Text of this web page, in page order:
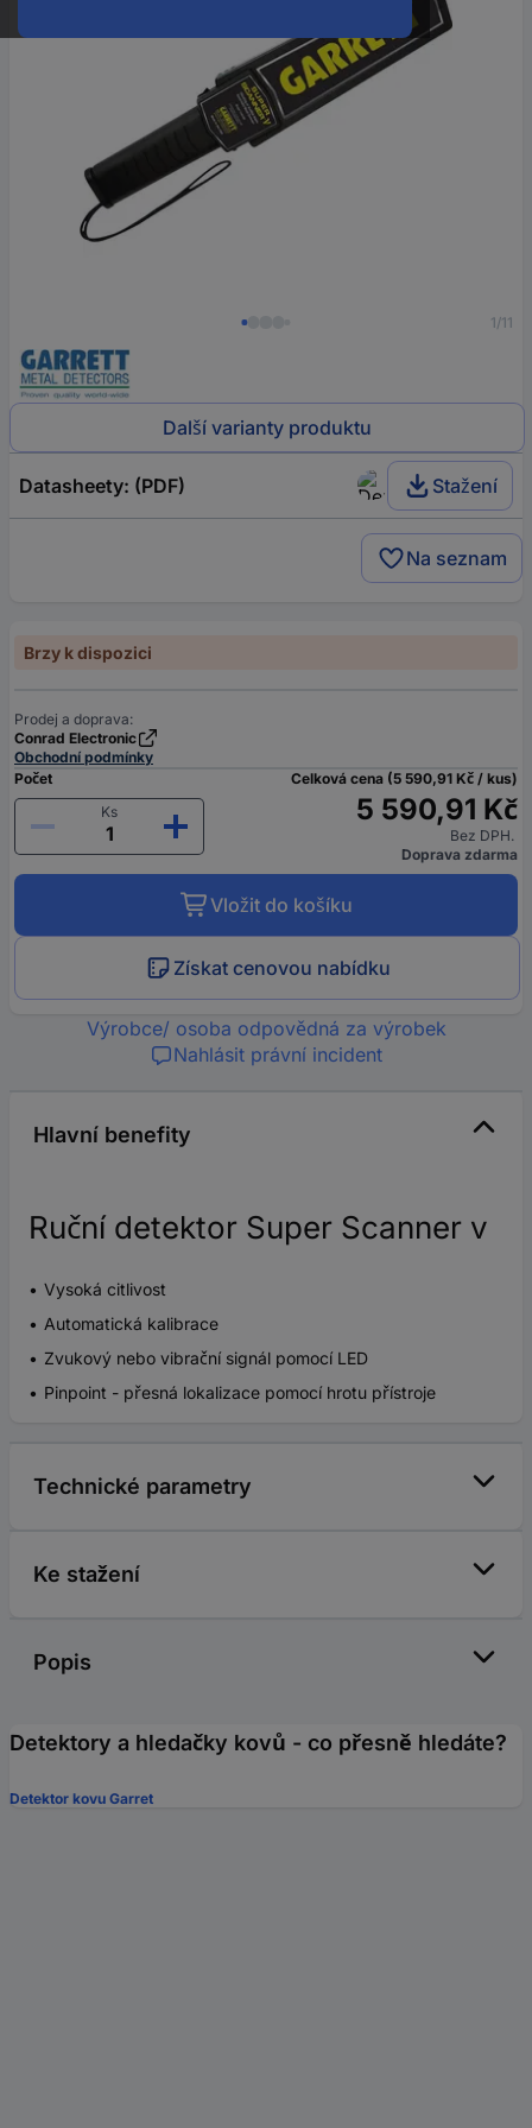
1/11
Další varianty produktu
Datasheety: (PDF) Stažení
Na seznam
Brzy k dispozici
Prodej a doprava:
Conrad Electronic
Obchodní podmínky
Počet
Ks
Celková cena (5 590,91 Kč / kus)
5 590,91 Kč
Bez DPH.
Doprava zdarma
Vložit do košíku
Získat cenovou nabídku
Výrobce/ osoba odpovědná za výrobek
Nahlásit právní incident
Hlavní benefity
Ruční detektor Super Scanner v
Vysoká citlivost
Automatická kalibrace
Zvukový nebo vibrační signál pomocí LED
Pinpoint - přesná lokalizace pomocí hrotu přístroje
Technické parametry
Ke stažení
Popis
Detektory a hledačky kovů - co přesně hledáte?
Detektor kovu Garret